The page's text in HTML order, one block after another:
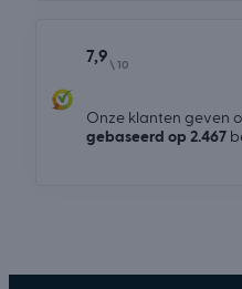
7,9 \ 10
Onze klanten geven
gebaseerd op 2.467